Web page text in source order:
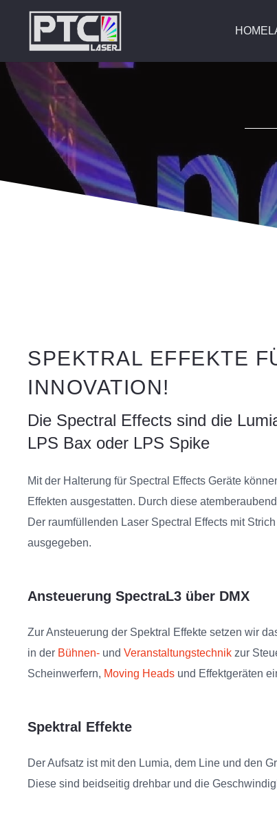
HOME
SPEKTRAL EFFEKTE
INNOVATION!
Die Spectral Effects sind die
LPS Bax oder LPS Spike
Mit der Halterung für Spectral Effects Geräte
Effekten ausgestatten. Durch diese
Der raumfüllenden Laser Spectral Effects mit
ausgegeben.
Ansteuerung SpectraL3 über DMX
Zur Ansteuerung der Spektral Effekte setzen wir
in der Bühnen- und Veranstaltungstechnik zur
Scheinwerfern, Moving Heads und Effektgeräten
Spektral Effekte
Der Aufsatz ist mit den Lumia, dem Line und den
Diese sind beidseitig drehbar und die